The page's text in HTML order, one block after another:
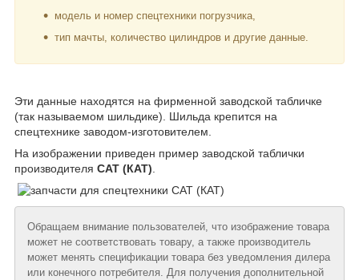
модель и номер спецтехники погрузчика,
тип мачты, количество цилиндров и другие данные.
Эти данные находятся на фирменной заводской табличке
(так называемом шильдике). Шильда крепится на
спецтехнике заводом-изготовителем.
На изображении приведен пример заводской таблички
производителя CAT (КАТ)
Обращаем внимание пользователей, что изображение товара
может не соответствовать товару, а также производитель
может менять спецификации товара без уведомления дилера
или конечного потребителя. Для получения дополнительной